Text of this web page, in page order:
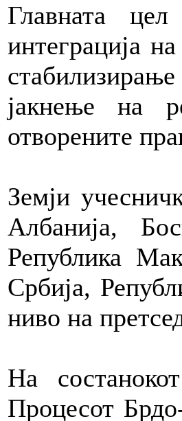
Главната
интеграција
јакнење на
отворените
Земји
Албанија,
Република
Србија,
ниво на
На
Процесот